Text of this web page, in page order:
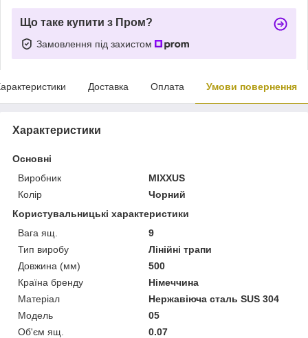
Що таке купити з Пром?
Замовлення під захистом
Доставка Оплата Умови повернення
Характеристики
Основні
Виробник
MIXXUS
Колір
Чорний
Користувальницькі характеристики
Вага ящ.
9
Тип виробу
Лінійні трапи
Довжина (мм)
500
Країна бренду
Німеччина
Матеріал
Нержавіюча сталь SUS 304
Мoдель
05
Об'єм ящ.
0.07